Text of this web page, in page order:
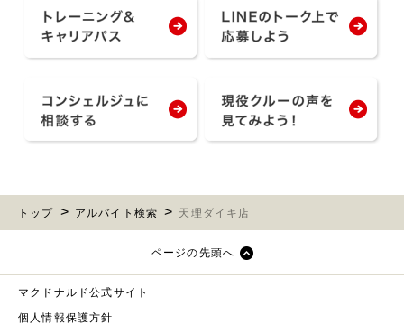
トップ アルバイト検索 天理ダイキ店
ページの先頭へ
マクドナルド公式サイト
個人情報保護方針